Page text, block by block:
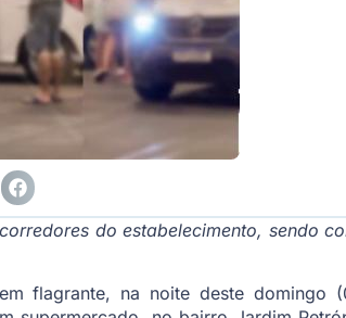
do estabelecimento, sendo
flagrante, na noite deste domingo